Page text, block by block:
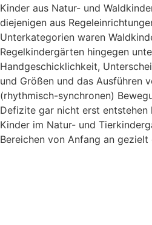
Kinder aus Natur- und
diejenigen aus
Unterkategorien waren
Regelkindergärten hingegen
Handgeschicklichkeit,
und Größen und das Ausführen
(rhythmisch-synchronen)
Defizite gar nicht erst entstehen
Kinder im Natur- und
Bereichen von Anfang an